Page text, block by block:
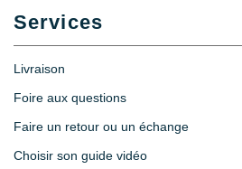
Services
Livraison
Foire aux questions
Faire un retour ou un échange
Choisir son guide vidéo